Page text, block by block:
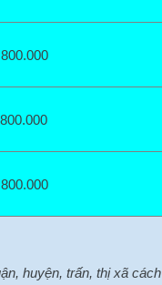
.000
huyện, trấn, thị xã cách